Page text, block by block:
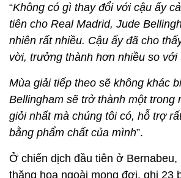
“Không có gì thay đổi với cậu ấy
tiên cho Real Madrid, Jude
nhiên rất nhiều. Cậu ấy đã cho
vời, trưởng thành hơn nhiều so với
Mùa giải tiếp theo sẽ không khác
Bellingham sẽ trở thành một trong
giỏi nhất mà chúng tôi có, hỗ trợ
bằng phẩm chất của mình”.
Ở chiến dịch đầu tiên ở Bernabeu,
thăng hoa ngoài mong đợi, ghi 23